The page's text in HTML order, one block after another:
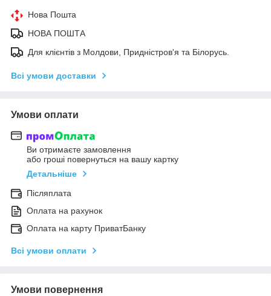
Нова Пошта
НОВА ПОШТА
Для клієнтів з Молдови, Придністров'я та Білорусь.
Всі умови доставки
Умови оплати
Ви отримаєте замовлення
або гроші повернуться на вашу картку
Детальніше
Післяплата
Оплата на рахунок
Оплата на карту ПриватБанку
Всі умови оплати
Умови повернення